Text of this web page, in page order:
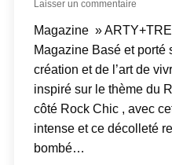
Laisser un commentaire
Magazine »
Magazine Basé et porté
création et de l’art de
inspiré sur le thème du
côté Rock Chic , avec
intense et ce décolleté
bombé…